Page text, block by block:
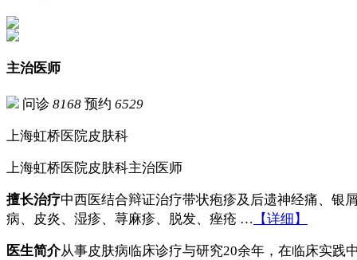
主治医师
问诊 8168 预约 6529
上海虹桥医院皮肤科
上海虹桥医院皮肤科主治医师
擅长治疗中西医结合辩证治疗带状疱疹及后遗神经痛、银
病、皮炎、湿疹、荨麻疹、脱发、痤疮 …
【详细】
医生简介从事皮肤病临床诊疗与研究20余年，在临床实践